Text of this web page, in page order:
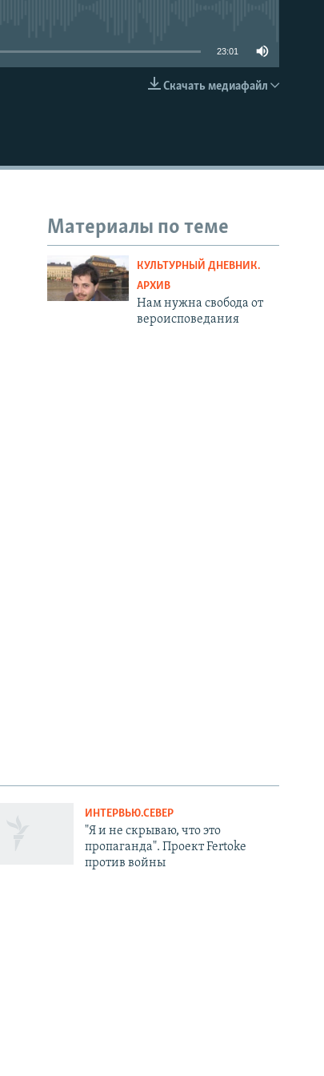
EMBED
23:01
Скачать медиафайл
Материалы по теме
КУЛЬТУРНЫЙ ДНЕВНИК.
АРХИВ
Нам нужна свобода от
вероисповедания
ИНТЕРВЬЮ.СЕВЕР
"Я и не скрываю, что это
пропаганда". Проект Fertoke
против войны